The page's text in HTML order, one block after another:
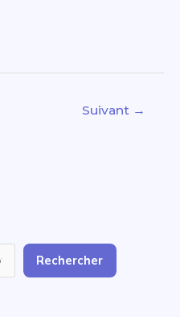
Suivant →
Rechercher